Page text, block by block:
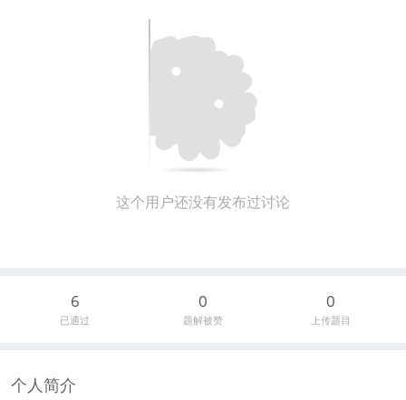
这个用户还没有发布过讨论
6
已通过
0
题解被赞
0
上传题目
个人简介